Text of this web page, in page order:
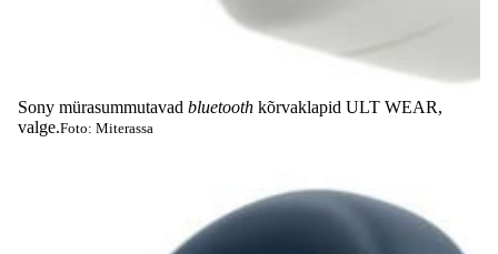
Sony mürasummutavad bluetooth kõrvaklapid ULT WEAR,
valge.Foto: Miterassa